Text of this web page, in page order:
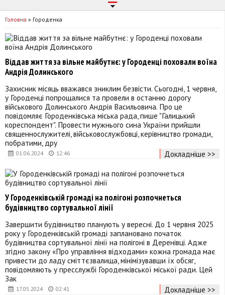
Головна » Городенка
01.06.2024 12:46
Віддав життя за вільне майбутнє: у Городенці поховали воїна
Андрія Долинського
Захисник місяць вважався зниклим безвісти. Сьогодні, 1 червня,
у Городенці попрощалися та провели в останню дорогу
військового Долинського Андрія Васильовича. Про це
повідомляє Городенківська міська рада, пише "Галицький
кореспондент". Провести мужнього сина України прийшли
священнослужителі, військовослужбовці, керівництво громади,
побратими, дру
Докладніше >>
17.05.2024 02:41
У Городенківській громаді на полігоні розпочнеться
будівництво сортувальної лінії
Завершити будівництво планують у вересні. До 1 червня 2025
року у Городенківській громаді заплановано початок
будівництва сортувальної лінії на полігоні в Деренівці. Адже
згідно закону «Про управління відходами» кожна громада має
привести до ладу сміттєзвалища, мінімізувавши їх обсяг,
повідомляють у пресслужбі Городенківської міської ради. Цей
Зак
Докладніше >>